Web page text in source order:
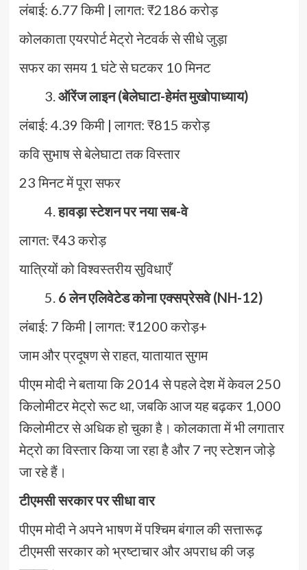
लंबाई: 6.77 किमी | लागत: ₹2186 करोड़
कोलकाता एयरपोर्ट मेट्रो नेटवर्क से सीधे जुड़ा
सफर का समय 1 घंटे से घटकर 10 मिनट
ऑरेंज लाइन (बेलेघाटा-हेमंत मुखोपाध्याय)
लंबाई: 4.39 किमी | लागत: ₹815 करोड़
कवि सुभाष से बेलेघाटा तक विस्तार
23 मिनट में पूरा सफर
हावड़ा स्टेशन पर नया सब-वे
लागत: ₹43 करोड़
यात्रियों को विश्वस्तरीय सुविधाएँ
6 लेन एलिवेटेड कोना एक्सप्रेसवे (NH-12)
लंबाई: 7 किमी | लागत: ₹1200 करोड़+
जाम और प्रदूषण से राहत, यातायात सुगम
पीएम मोदी ने बताया कि 2014 से पहले देश में केवल 250
किलोमीटर मेट्रो रूट था, जबकि आज यह बढ़कर 1,000
किलोमीटर से अधिक हो चुका है। कोलकाता में भी लगातार
मेट्रो का विस्तार किया जा रहा है और 7 नए स्टेशन जोड़े
जा रहे हैं।
टीएमसी सरकार पर सीधा वार
पीएम मोदी ने अपने भाषण में पश्चिम बंगाल की सत्तारूढ़
टीएमसी सरकार को भ्रष्टाचार और अपराध की जड़